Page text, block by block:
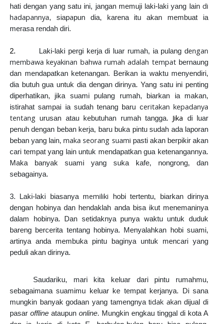
hati dengan yang satu ini, jangan memuji laki-laki yang lain di
hadapannya, siapapun dia, karena itu akan membuat ia
merasa rendah diri.
2. Laki-laki pergi kerja di luar rumah, ia pulang dengan
membawa keyakinan bahwa rumah adalah tempatbernaung
dan mendapatkan ketenangan. Berikan ia waktu menyendiri,
dia butuh gua untuk dia dengan dirinya. Yang satu ini penting
diperhatikan, jika suami pulang rumah, biarkan ia makan,
istirahat sampai ia sudah tenang baru ceritakan kepadanya
tentang urusan atau kebutuhan rumah tangga. Jika
di luar
penuh dengan beban kerja, baru buka pintu sudah ada laporan
beban yang lain, maka seorang suami pasti akan berpikir akan
cari tempat yang lain untuk mendapatkan gua ketenangannya.
Maka banyak suami yang suka kafe, nongrong, dan
sebagainya.
3. Laki-laki biasanya memiliki hobi tertentu, biarkan dirinya
dengan hobinya dan hendaklah anda bisa ikut menemaninya
dalam hobinya. Dan setidaknya punya waktu untuk duduk
bareng bercerita tentang hobinya. Menyalahkan hobi suami,
artinya anda membuka pintu baginya untuk mencari yang
peduli akan dirinya.
Saudariku, mari kita keluar dari pintu rumahmu,
sebagaimana suamimu keluar ke tempat kerjanya. Di sana
mungkin banyak godaan yang tamengnya tidak akandijual di
pasar offline ataupun online. Mungkin engkau tinggal di kota A